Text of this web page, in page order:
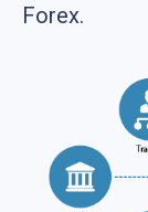
Forex.